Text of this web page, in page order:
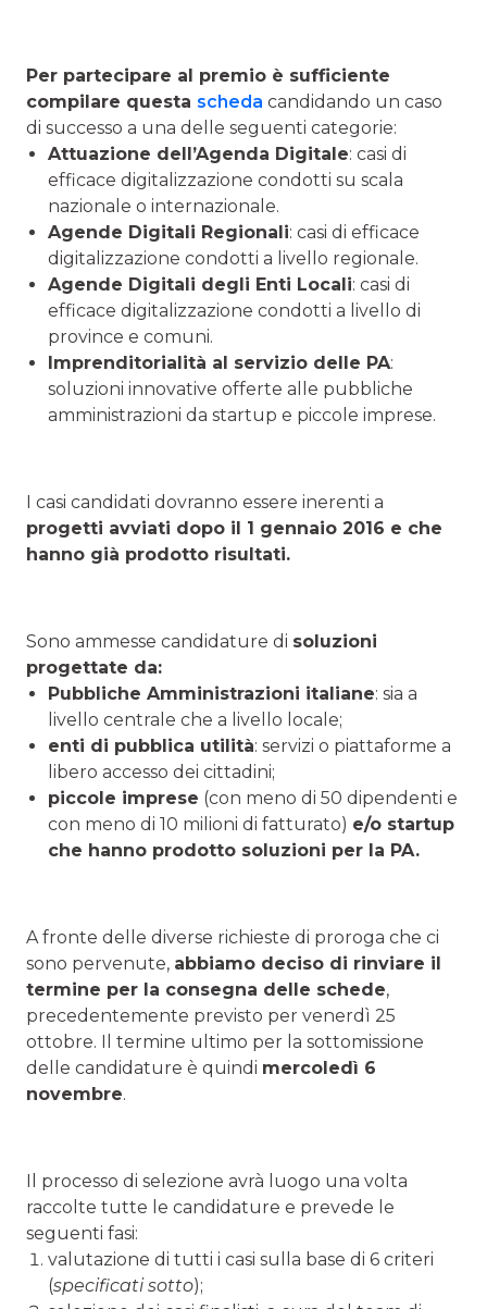
Per partecipare al premio è sufficiente
compilare questa scheda candidando un caso
di successo a una delle seguenti categorie:
Attuazione dell’Agenda Digitale: casi di
efficace digitalizzazione condotti su scala
nazionale o internazionale.
Agende Digitali Regionali: casi di efficace
digitalizzazione condotti a livello regionale.
Agende Digitali degli Enti Locali: casi di
efficace digitalizzazione condotti a livello di
province e comuni.
Imprenditorialità al servizio delle PA:
soluzioni innovative offerte alle pubbliche
amministrazioni da startup e piccole imprese.
I casi candidati dovranno essere inerenti a
progetti avviati dopo il 1 gennaio 2016 e che
hanno già prodotto risultati.
Sono ammesse candidature di soluzioni
progettate da:
Pubbliche Amministrazioni italiane: sia a
livello centrale che a livello locale;
enti di pubblica utilità: servizi o piattaforme a
libero accesso dei cittadini;
piccole imprese (con meno di 50 dipendenti e
con meno di 10 milioni di fatturato) e/o startup
che hanno prodotto soluzioni per la PA.
A fronte delle diverse richieste di proroga che ci
sono pervenute, abbiamo deciso di rinviare il
termine per la consegna delle schede,
precedentemente previsto per venerdì 25
ottobre. Il termine ultimo per la sottomissione
delle candidature è quindi mercoledì 6
novembre.
Il processo di selezione avrà luogo una volta
raccolte tutte le candidature e prevede le
seguenti fasi:
valutazione di tutti i casi sulla base di 6 criteri
(specificati sotto);